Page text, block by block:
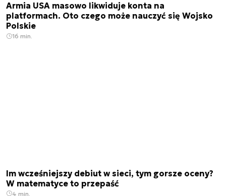
Armia USA masowo likwiduje konta na
platformach. Oto czego może nauczyć się Wojsko
Polskie
16 min.
Im wcześniejszy debiut w sieci, tym gorsze oceny?
W matematyce to przepaść
4 min.